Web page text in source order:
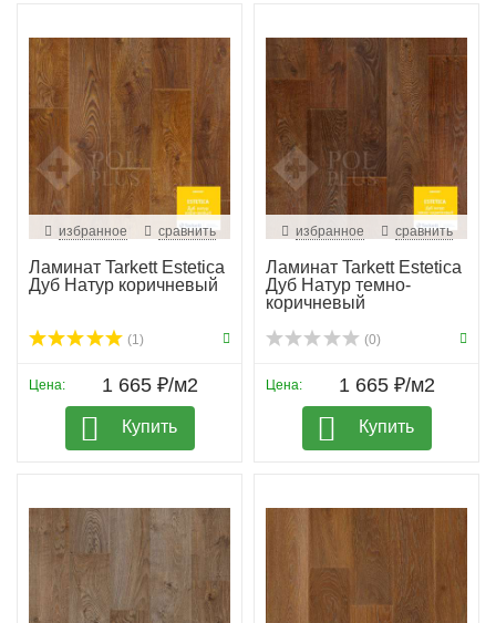
избранное сравнить
Ламинат Tarkett Estetica
Дуб Натур коричневый
(1)
Цена: 1 665 ₽/м2
Купить
избранное сравнить
Ламинат Tarkett Estetica
Дуб Натур темно-
коричневый
(0)
Цена: 1 665 ₽/м2
Купить